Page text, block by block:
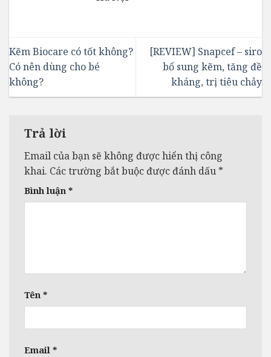
Kẽm Biocare có tốt không?
Có nên dùng cho bé
không?
[REVIEW] Snapcef – siro
bổ sung kẽm, tăng đề
kháng, trị tiêu chảy
Trả lời
Email của bạn sẽ không được hiển thị công
khai. Các trường bắt buộc được đánh dấu *
Bình luận *
Tên *
Email *